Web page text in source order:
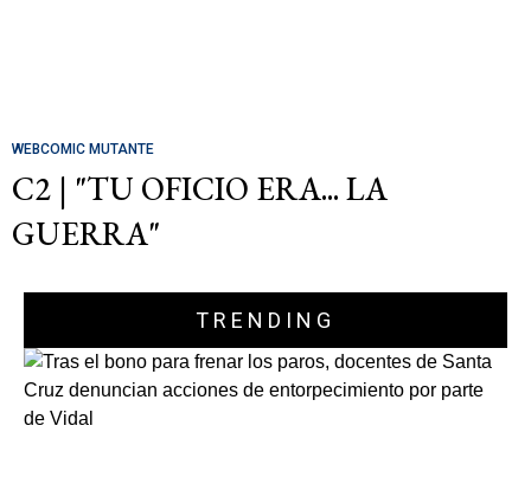
WEBCOMIC MUTANTE
C2 | "TU OFICIO ERA... LA
GUERRA"
TRENDING